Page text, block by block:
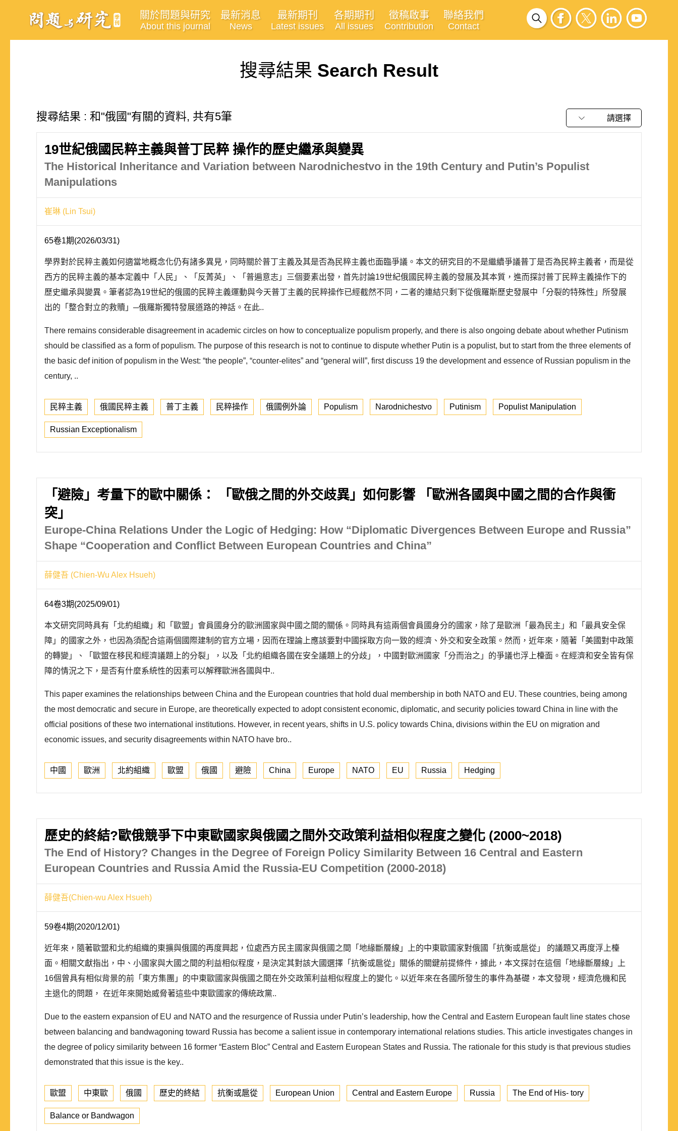
關於問題與研究
About this journal
最新消息
News
最新期刊
Latest issues
各期期刊
All issues
徵稿啟事
Contribution
聯絡我們
Contact
搜尋結果 Search Result
搜尋結果 : 和"俄國"有關的資料, 共有5筆 請選擇
19世紀俄國民粹主義與普丁民粹 操作的歷史繼承與變異
The Historical Inheritance and Variation between Narodnichestvo in the 19th Century and Putin’s Populist
Manipulations
崔琳 (Lin Tsui)
65卷1期(2026/03/31)
學界對於民粹主義如何適當地概念化仍有諸多異見，同時關於普丁主義及其是否為民粹主義也面臨爭議。本文的研究目的不是繼續爭議普丁是否為民粹主義者，而是從
西方的民粹主義的基本定義中「人民」、「反菁英」、「普遍意志」三個要素出發，首先討論19世紀俄國民粹主義的發展及其本質，進而探討普丁民粹主義操作下的
歷史繼承與變異。筆者認為19世紀的俄國的民粹主義運動與今天普丁主義的民粹操作已經截然不同，二者的連結只剩下從俄羅斯歷史發展中「分裂的特殊性」所發展
出的「整合對立的救贖」─俄羅斯獨特發展道路的神話。在此..
There remains considerable disagreement in academic circles on how to conceptualize populism properly, and there is also ongoing debate about whether Putinism
should be classified as a form of populism. The purpose of this research is not to continue to dispute whether Putin is a populist, but to start from the three elements of
the basic def inition of populism in the West: “the people”, “counter-elites” and “general will”, first discuss 19 the development and essence of Russian populism in the
century, ..
民粹主義 俄國民粹主義 普丁主義 民粹操作 俄國例外論 Populism Narodnichestvo Putinism Populist Manipulation
Russian Exceptionalism
「避險」考量下的歐中關係： 「歐俄之間的外交歧異」如何影響 「歐洲各國與中國之間的合作與衝
突」
Europe-China Relations Under the Logic of Hedging: How “Diplomatic Divergences Between Europe and Russia”
Shape “Cooperation and Conflict Between European Countries and China”
薛健吾 (Chien-Wu Alex Hsueh)
64卷3期(2025/09/01)
本文研究同時具有「北約組織」和「歐盟」會員國身分的歐洲國家與中國之間的關係。同時具有這兩個會員國身分的國家，除了是歐洲「最為民主」和「最具安全保
障」的國家之外，也因為須配合這兩個國際建制的官方立場，因而在理論上應該要對中國採取方向一致的經濟、外交和安全政策。然而，近年來，隨著「美國對中政策
的轉變」、「歐盟在移民和經濟議題上的分裂」，以及「北約組織各國在安全議題上的分歧」，中國對歐洲國家「分而治之」的爭議也浮上檯面。在經濟和安全皆有保
障的情況之下，是否有什麼系統性的因素可以解釋歐洲各國與中..
This paper examines the relationships between China and the European countries that hold dual membership in both NATO and EU. These countries, being among
the most democratic and secure in Europe, are theoretically expected to adopt consistent economic, diplomatic, and security policies toward China in line with the
official positions of these two international institutions. However, in recent years, shifts in U.S. policy towards China, divisions within the EU on migration and
economic issues, and security disagreements within NATO have bro..
中國 歐洲 北約組織 歐盟 俄國 避險 China Europe NATO EU Russia Hedging
歷史的終結?歐俄競爭下中東歐國家與俄國之間外交政策利益相似程度之變化 (2000~2018)
The End of History? Changes in the Degree of Foreign Policy Similarity Between 16 Central and Eastern
European Countries and Russia Amid the Russia-EU Competition (2000-2018)
薛健吾(Chien-wu Alex Hsueh)
59卷4期(2020/12/01)
近年來，隨著歐盟和北約組織的東擴與俄國的再度興起，位處西方民主國家與俄國之間「地緣斷層線」上的中東歐國家對俄國「抗衡或扈從」 的議題又再度浮上檯
面。相關文獻指出，中、小國家與大國之間的利益相似程度，是決定其對該大國選擇「抗衡或扈從」關係的關鍵前提條件，據此，本文探討在這個「地緣斷層線」上
16個曾具有相似背景的前「東方集團」的中東歐國家與俄國之間在外交政策利益相似程度上的變化。以近年來在各國所發生的事件為基礎，本文發現，經濟危機和民
主退化的問題， 在近年來開始威脅著這些中東歐國家的傳統政黨..
Due to the eastern expansion of EU and NATO and the resurgence of Russia under Putin’s leadership, how the Central and Eastern European fault line states chose
between balancing and bandwagoning toward Russia has become a salient issue in contemporary international relations studies. This article investigates changes in
the degree of policy similarity between 16 former “Eastern Bloc” Central and Eastern European States and Russia. The rationale for this study is that previous studies
demonstrated that this issue is the key..
歐盟 中東歐 俄國 歷史的終結 抗衡或扈從 European Union Central and Eastern Europe Russia The End of His- tory
Balance or Bandwagon